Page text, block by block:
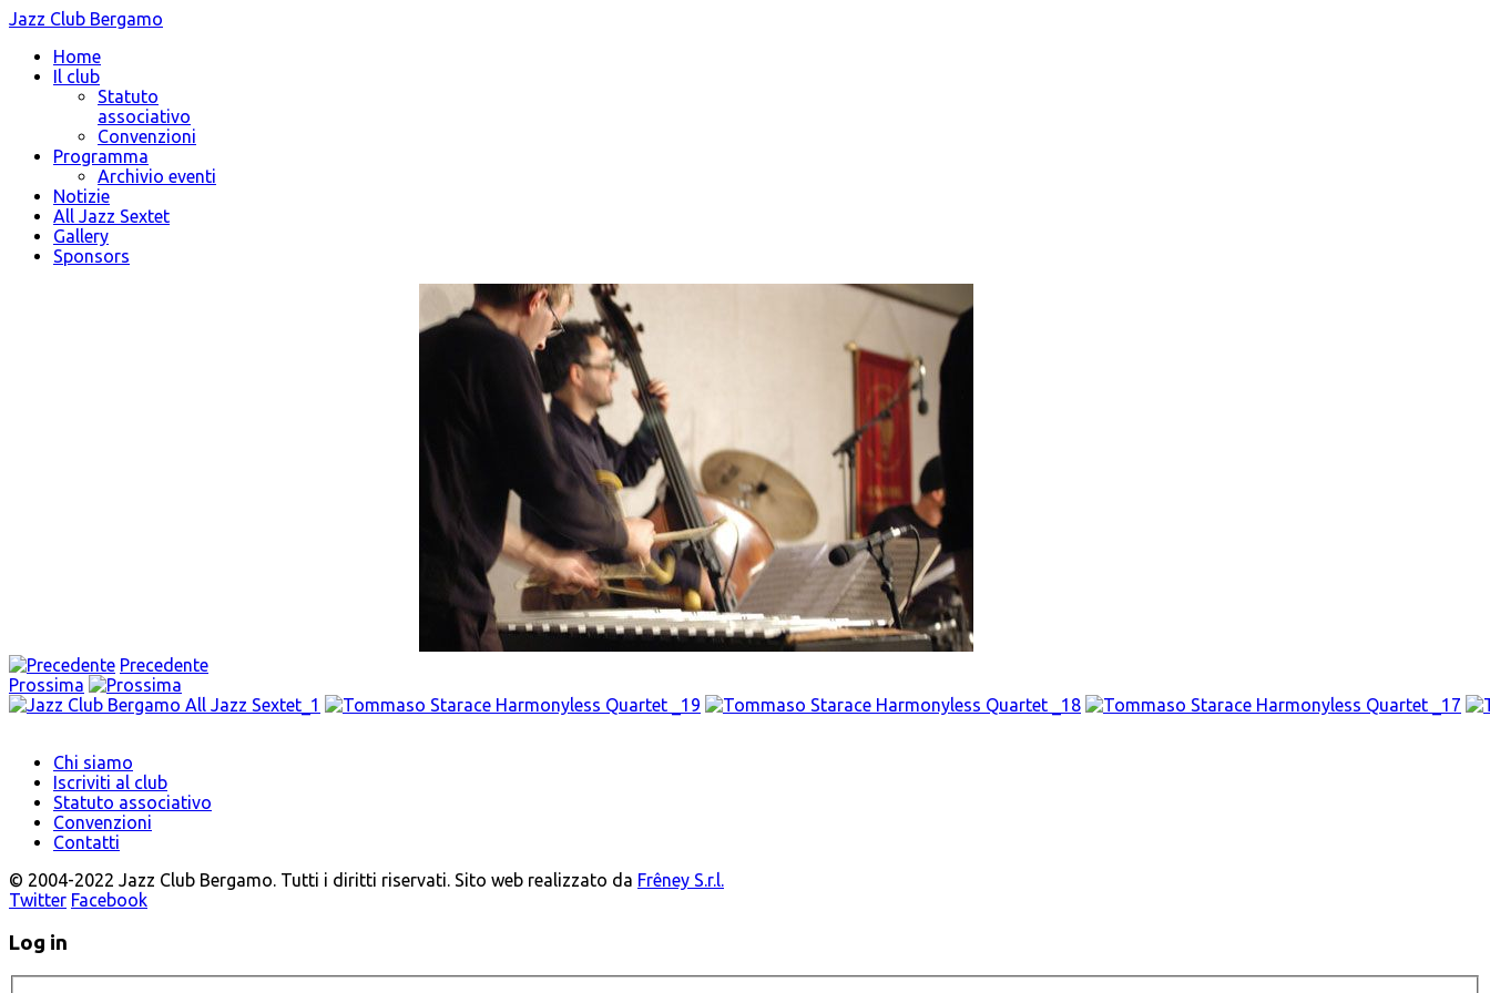
Jazz Club Bergamo
Home
Il club
Statuto
associativo
Convenzioni
Programma
Archivio eventi
Notizie
All Jazz Sextet
Gallery
Sponsors
Precedente
Prossima
Chi siamo
Iscriviti al club
Statuto associativo
Convenzioni
Contatti
© 2004-2022 Jazz Club Bergamo. Tutti i diritti riservati. Sito web realizzato da Frêney S.r.l.
Twitter Facebook
Log in